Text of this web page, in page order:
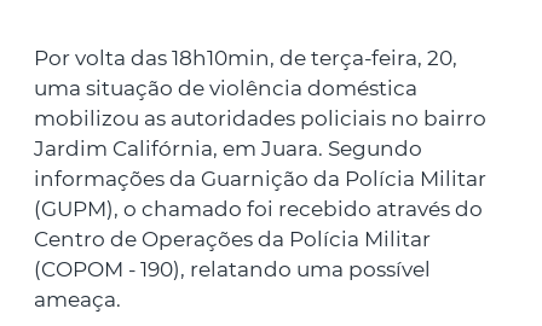
Por volta das 18h10min, de terça-feira, 20,
uma situação de violência doméstica
mobilizou as autoridades policiais no bairro
Jardim Califórnia, em Juara. Segundo
informações da Guarnição da Polícia Militar
(GUPM), o chamado foi recebido através do
Centro de Operações da Polícia Militar
(COPOM - 190), relatando uma possível
ameaça.